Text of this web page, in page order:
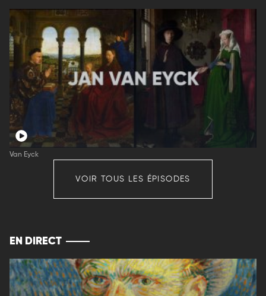
Van Eyck
VOIR TOUS LES ÉPISODES
EN DIRECT